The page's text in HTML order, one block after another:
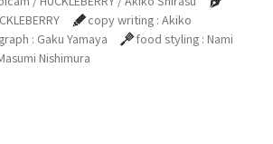
copy writing : Akiko
: Gaku Yamaya
food styling : Nami
Nishimura